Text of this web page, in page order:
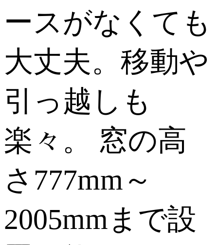
ースがなくても
大丈夫。移動や
引っ越しも
楽々。 窓の高
さ777mm～
2005mmまで設